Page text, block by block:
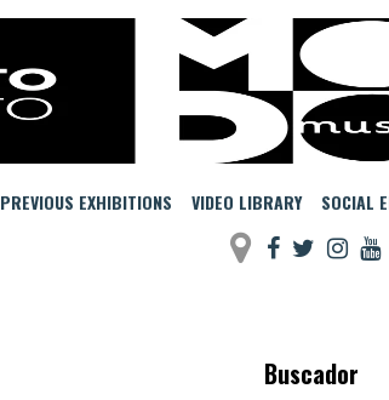
PREVIOUS EXHIBITIONS VIDEO LIBRARY SOCIAL
Buscador